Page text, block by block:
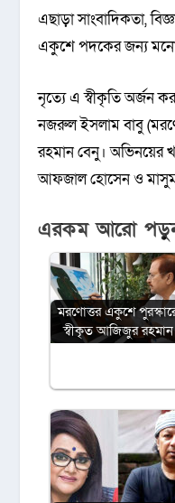
এছাড়া সাংবাদিকতা,
একুশে পদকের জন্য
নৃত্যে এ স্বীকৃতি অর্জন
নজরুল ইসলাম বাবু
রহমান বেনু। অভিনয়ের
আফজাল হোসেন ও
এরকম আরো
মরণোত্তর একুশে
স্বীকৃত আজিজুর রহমান